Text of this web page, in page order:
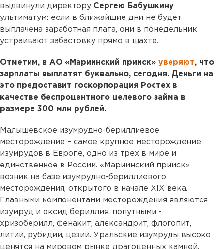
выдвинули директору Сергею Бабушкину
ультиматум: если в ближайшие дни не будет
выплачена заработная плата, они в понедельник
устраивают забастовку прямо в шахте.
Отметим, в АО «Мариинский прииск» уверяют, что
зарплаты выплатят буквально, сегодня. Деньги на
это предоставит госкорпорация Ростех в
качестве беспроцентного целевого займа в
размере 300 млн рублей.
Малышевское изумрудно-бериллиевое
месторождение – самое крупное месторождение
изумрудов в Европе, одно из трех в мире и
единственное в России. «Мариинский прииск»
возник на базе изумрудно-бериллиевого
месторождения, открытого в начале XIX века.
Главными компонентами месторождения являются
изумруд и оксид бериллия, попутными -
хризоберилл, фенакит, александрит, флогопит,
литий, рубидий, цезий. Уральские изумруды высоко
ценятся на мировом рынке драгоценных камней,